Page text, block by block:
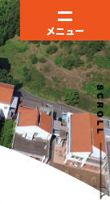
メニュー